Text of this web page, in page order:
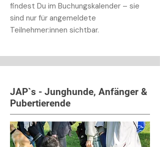
findest Du im Buchungskalender – sie
sind nur für angemeldete
Teilnehmer:innen sichtbar.
JAP`s - Junghunde, Anfänger &
Pubertierende